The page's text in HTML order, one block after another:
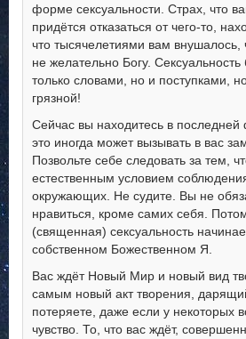
форме сексуальности. Страх, что
придётся отказаться от чего-то,
что тысячелетиями вам внушалось,
не желательно Богу.
только словами, но и поступками,
грязной!
Сейчас вы находитесь в
это иногда может вызывать в вас
Позвольте себе следовать за тем,
естественным условием
окружающих. Не судите. Вы не
нравиться, кроме самих себя.
(священная) сексуальность
собственном Божественном Я.
Вас ждёт Новый Мир и новый вид
самым новый акт творения,
потеряете, даже если у некоторых
чувство. То, что вас ждёт,